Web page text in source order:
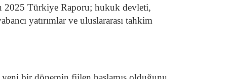
2025 Türkiye Raporu; hukuk devleti,
yatırımlar ve uluslararası tahkim